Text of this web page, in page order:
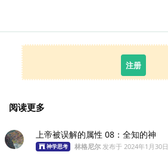
注册
阅读更多
上帝被误解的属性 08：全知的神
神学思考 林格尼尔 发布于 2024年1月30日